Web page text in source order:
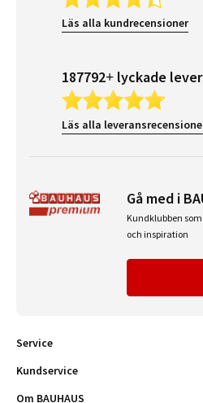
Läs alla kundrecensioner
187792+ lyckade
Läs alla
Gå med i
Kundklubben
och inspiration
Service
Kundservice
Om BAUHAUS